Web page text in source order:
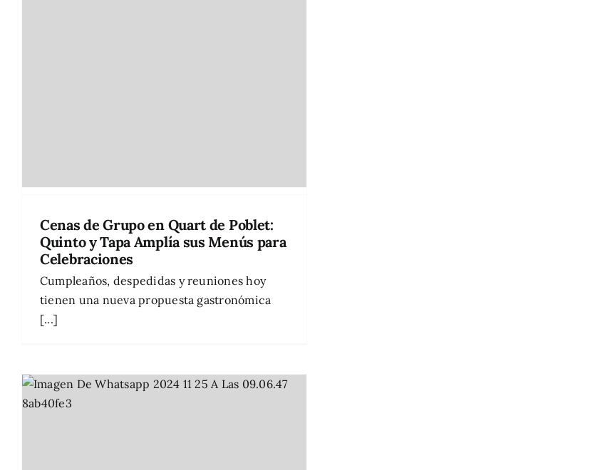
Cenas de Grupo en Quart de Poblet:
Quinto y Tapa Amplía sus Menús para
Celebraciones
Cumpleaños, despedidas y reuniones hoy
tienen una nueva propuesta gastronómica
[...]